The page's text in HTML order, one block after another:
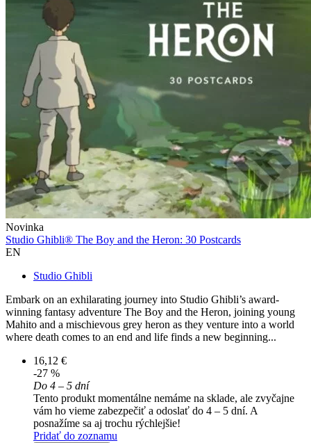
Novinka
Studio Ghibli® The Boy and the Heron: 30 Postcards
EN
Studio Ghibli
Embark on an exhilarating journey into Studio Ghibli’s award-
winning fantasy adventure The Boy and the Heron, joining young
Mahito and a mischievous grey heron as they venture into a world
where death comes to an end and life finds a new beginning...
16,12 €
-27 %
Do 4 – 5 dní
Tento produkt momentálne nemáme na sklade, ale zvyčajne
vám ho vieme zabezpečiť a odoslať do 4 – 5 dní. A
posnažíme sa aj trochu rýchlejšie!
Pridať do zoznamu